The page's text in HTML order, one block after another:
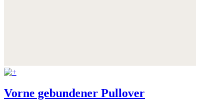
Vorne gebundener Pullover